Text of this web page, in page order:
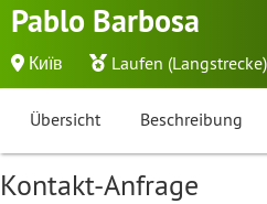
Pablo Barbosa
Київ Laufen (Langstrecke)
Übersicht Beschreibung
Kontakt-Anfrage